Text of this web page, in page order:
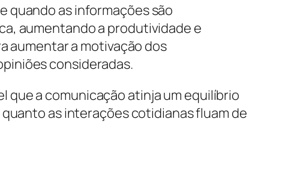
quando as informações são
aumentando a produtividade e
aumentar a motivação dos
consideradas.
que a comunicação atinja um equilíbrio
as interações cotidianas fluam de